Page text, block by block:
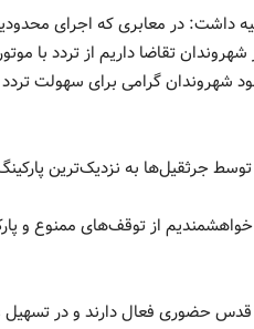
داشت: در معابری که اجرای
تقاضا داریم از تردد با
شهروندان گرامی برای سهولت
جرثقیل‌ها به نزدیک‌ترین
از توقف‌های ممنوع و
بنده در تمامی مسیرهای ۱۰ گانه روز قدس حضوری فعال